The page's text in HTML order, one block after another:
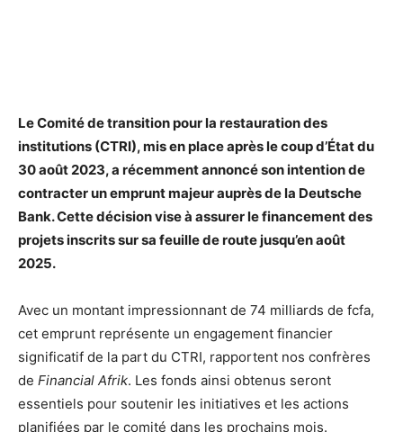
Le Comité de transition pour la restauration des
institutions (CTRI), mis en place après le coup d’État du
30 août 2023, a récemment annoncé son intention de
contracter un emprunt majeur auprès de la Deutsche
Bank. Cette décision vise à assurer le financement des
projets inscrits sur sa feuille de route jusqu’en août
2025.
Avec un montant impressionnant de 74 milliards de fcfa,
cet emprunt représente un engagement financier
significatif de la part du CTRI, rapportent nos confrères
de Financial Afrik. Les fonds ainsi obtenus seront
essentiels pour soutenir les initiatives et les actions
planifiées par le comité dans les prochains mois.